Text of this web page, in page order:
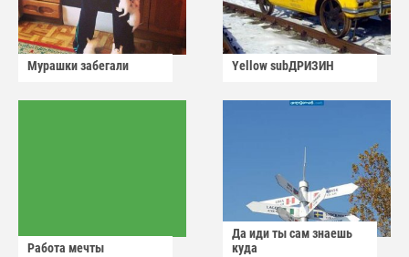
Мурашки забегали Yellow subДРИЗИН
Работа мечты
Да иди ты сам знаешь
куда